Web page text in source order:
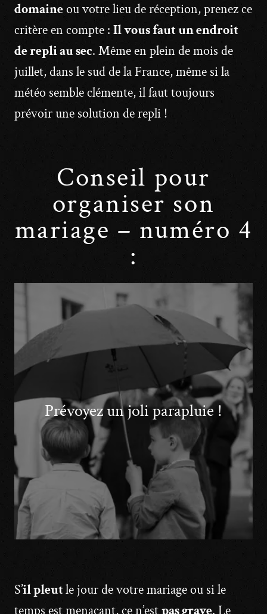
domaineou votre lieu de réception, prenez ce
critère en compte : Il vous faut un endroit
de repli au sec. Même en plein de mois de
juillet, dans le sud de la France, même si la
météo semble clémente, il faut toujours
prévoir une solution de repli !
Conseil pour
organiser son
mariage – numéro 4
:
Prévoyez un joli parapluie !
S’il pleutle jour de votre mariage ou si le